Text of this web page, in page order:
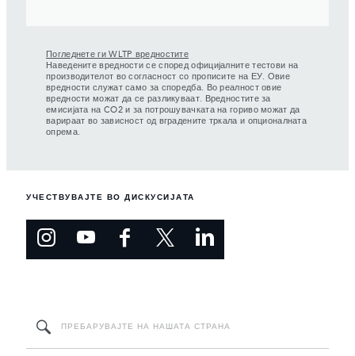
Погледнете ги WLTP вредностите
Наведените вредности се според официјалните тестови на
производителот во согласност со прописите на ЕУ. Овие
вредности служат само за споредба. Во реалност овие
вредности можат да се разликуваат. Вредностите за
емисијата на CO2 и за потрошувачката на гориво можат да
варираат во зависност од вградените тркала и опционалната
опрема.
УЧЕСТВУВАЈТЕ ВО ДИСКУСИЈАТА